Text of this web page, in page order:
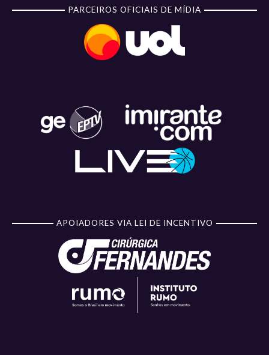
PARCEIROS OFICIAIS DE MÍDIA
APOIADORES VIA LEI DE INCENTIVO